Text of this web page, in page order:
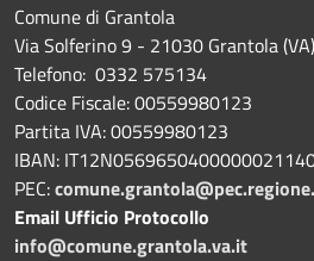
Comune di Grantola
Via Solferino 9 - 21030 Grantola (VA)
Telefono: 0332 575134
Codice Fiscale: 00559980123
Partita IVA: 00559980123
IBAN:
PEC:
Email Ufficio Protocollo
info@comune.grantola.va.it